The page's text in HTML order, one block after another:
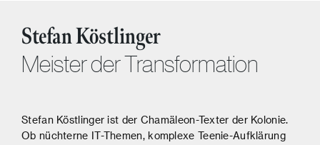
Stefan Köstlinger
Meister der Transformation
Stefan Köstlinger ist der Chamäleon-Texter der Kolonie.
Ob nüchterne IT-Themen, komplexe Teenie-Aufklärung